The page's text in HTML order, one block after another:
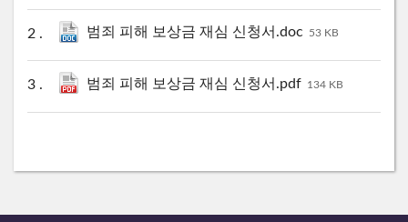
범죄 피해 보상금 재심 신청서.doc 53 KB
범죄 피해 보상금 재심 신청서.pdf 134 KB